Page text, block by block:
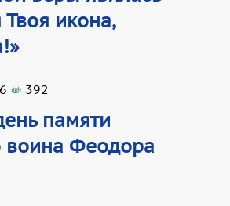
икона,
392
памяти
воина Феодора